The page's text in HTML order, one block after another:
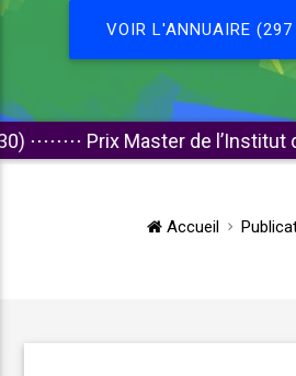
VOIR L'ANNUAIRE (297
Master de l’Institut du Genre
Accueil